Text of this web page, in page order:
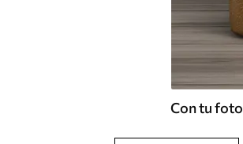
Con tu foto